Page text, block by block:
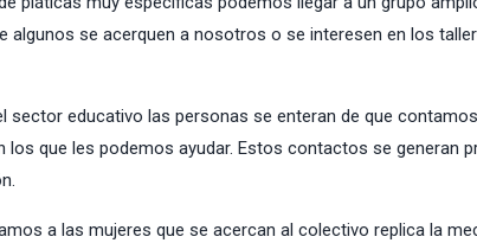
algunos se acerquen a nosotros o se interesen en los
sector educativo las personas se enteran de que
los que les podemos ayudar. Estos contactos se generan
a las mujeres que se acercan al colectivo replica la